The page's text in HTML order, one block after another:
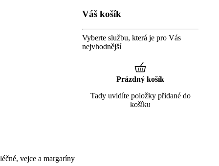
vejce a margaríny
Váš košík
Vyberte službu, která je pro Vás
nejvhodnější
Prázdný košík
Tady uvidíte položky přidané do
košíku